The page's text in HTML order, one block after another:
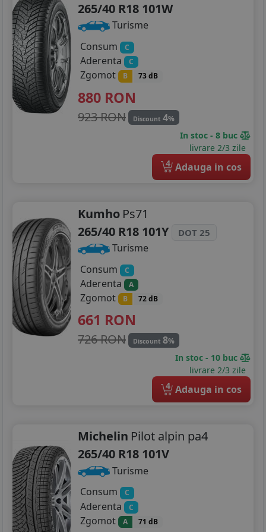
265/40 R18 101W
Turisme
Consum
C
Aderenta C
Zgomot B 73 dB
880 RON
923 RON Discount 4%
In stoc - 8 buc
livrare 2/3 zile
4 Adauga in cos
Kumho Ps71
265/40 R18 101Y
DOT 25
Turisme
Consum
C
Aderenta A
Zgomot B 72 dB
661 RON
726 RON Discount 8%
In stoc - 10 buc
livrare 2/3 zile
4 Adauga in cos
Michelin Pilot alpin pa4
265/40 R18 101V
Turisme
Consum
C
Aderenta C
Zgomot A 71 dB